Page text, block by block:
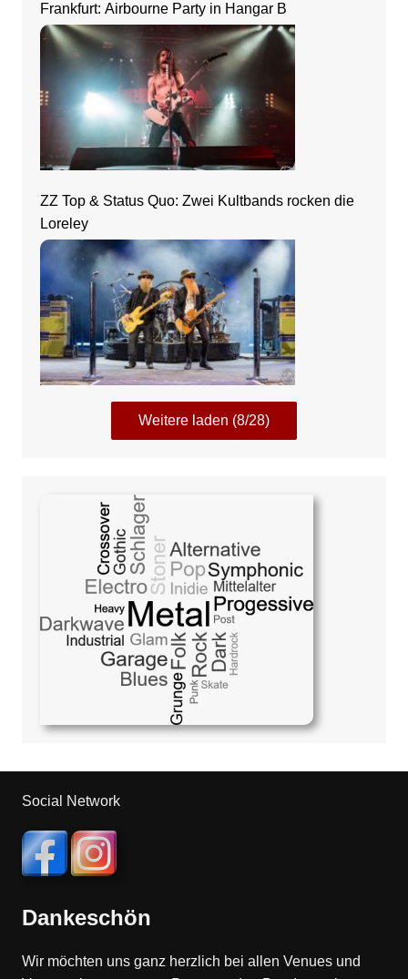
Frankfurt: Airbourne Party in Hangar B
ZZ Top & Status Quo: Zwei Kultbands rocken die
Loreley
Weitere laden (8/28)
Social Network
Dankeschön
Wir möchten uns ganz herzlich bei allen Venues und